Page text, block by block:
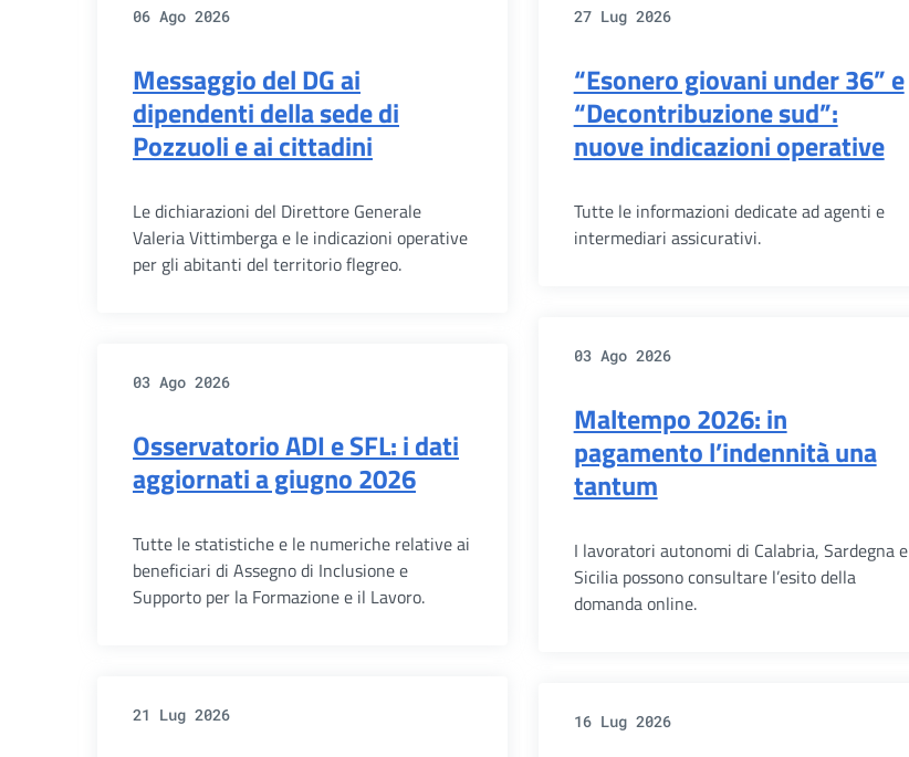
06 Ago 2026
Messaggio del DG ai
dipendenti della sede di
Pozzuoli e ai cittadini
Le dichiarazioni del Direttore Generale
Valeria Vittimberga e le indicazioni operative
per gli abitanti del territorio flegreo.
27 Lug 2026
“Esonero giovani under 36” e
“Decontribuzione sud”:
nuove indicazioni operative
Tutte le informazioni dedicate ad agenti e
intermediari assicurativi.
03 Ago 2026
Osservatorio ADI e SFL: i dati
aggiornati a giugno 2026
Tutte le statistiche e le numeriche relative ai
beneficiari di Assegno di Inclusione e
Supporto per la Formazione e il Lavoro.
03 Ago 2026
Maltempo 2026: in
pagamento l’indennità una
tantum
I lavoratori autonomi di Calabria, Sardegna e
Sicilia possono consultare l’esito della
domanda online.
21 Lug 2026 16 Lug 2026